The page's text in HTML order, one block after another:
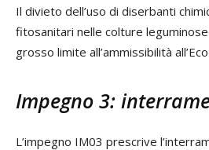
Il divieto dell’uso di diserbanti
fitosanitari nelle colture
grosso limite all’ammissibilità
Impegno 3:
L’impegno IM03 prescrive